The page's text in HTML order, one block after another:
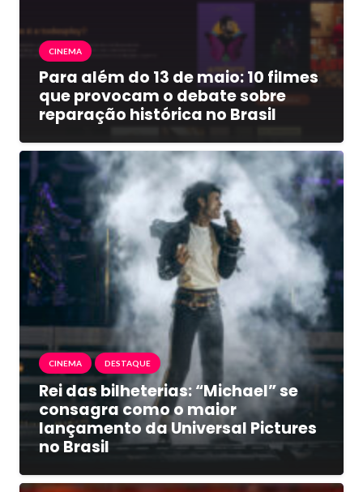
CINEMA
Para além do 13 de maio: 10 filmes
que provocam o debate sobre
reparação histórica no Brasil
CINEMA DESTAQUE
Rei das bilheterias: “Michael” se
consagra como o maior
lançamento da Universal Pictures
no Brasil